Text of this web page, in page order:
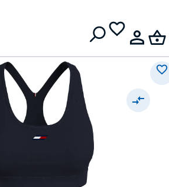
Mid Intensity
sky